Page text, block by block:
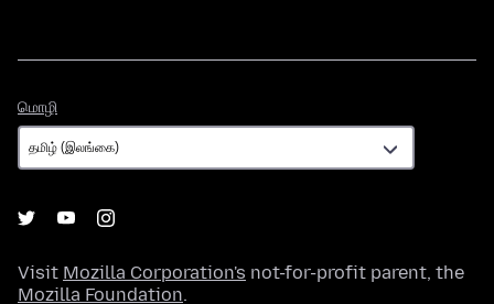
மொழி
Visit Mozilla Corporation's not-for-profit parent, the
Mozilla Foundation.